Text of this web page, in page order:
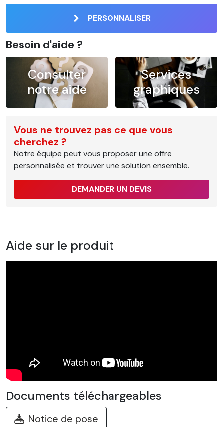
PERSONNALISER
Besoin d'aide ?
Consulter
notre aide
Services
graphiques
Vous ne trouvez pas ce que vous
cherchez ?
Notre équipe peut vous proposer une offre
personnalisée et trouver une solution ensemble.
DEMANDER UN DEVIS
Aide sur le produit
Documents téléchargeables
Notice de pose